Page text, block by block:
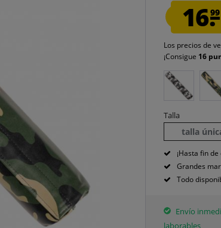
16.99
Los precios de
¡Consigue 16
Talla
talla
¡Hasta fin
Grandes
Todo
Envío
laborables